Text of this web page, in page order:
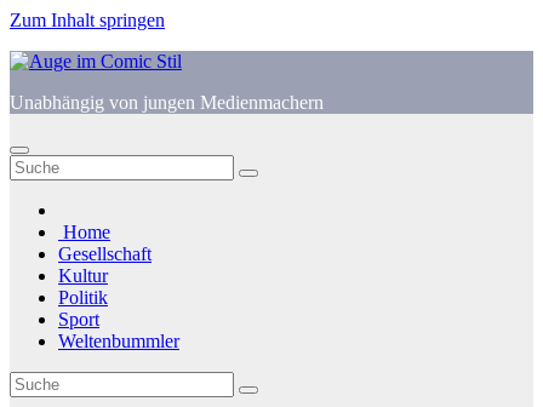
Zum Inhalt springen
Unabhängig von jungen Medienmachern
Home
Gesellschaft
Kultur
Politik
Sport
Weltenbummler